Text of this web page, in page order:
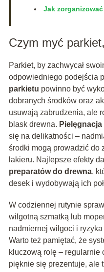
Jak
Czym myć
Parkiet, by zachwycał
odpowiedniego podejścia
parkietu powinno być
dobranych środków oraz
usuwają zabrudzenia, ale
blask drewna. Pielęgnacja
się na delikatności –
środki mogą prowadzić do
lakieru. Najlepsze efekty
preparatów do drewna,
desek i wydobywają ich
W codziennej rutynie
wilgotną szmatką lub
nadmiernej wilgoci i
Warto też pamiętać, że
kluczową rolę – regularnie
pięknie się prezentuje, ale